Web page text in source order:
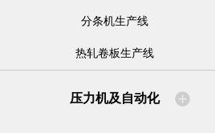
分条机生产线
热轧卷板生产线
压力机及自动化